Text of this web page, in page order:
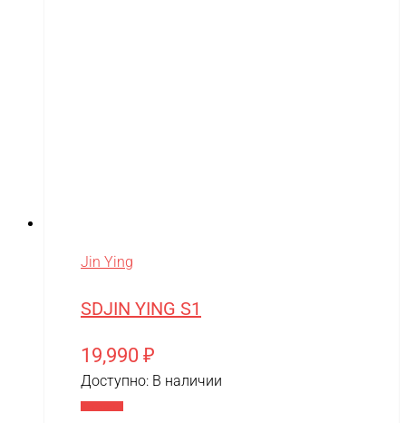
Jin Ying
SDJIN YING S1
19,990 ₽
Доступно: В наличии